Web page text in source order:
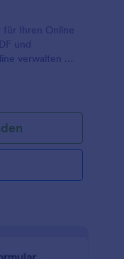
für Ihren Online
und
verwalten —